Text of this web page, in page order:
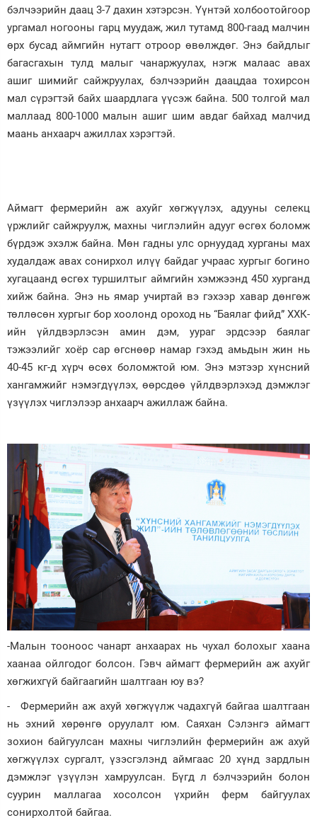
бэлчээрийн даац 3-7 дахин хэтэрсэн. Үүнтэй холбоотойгоор
ургамал ногооны гарц муудаж, жил тутамд 800-гаад малчин
өрх бусад аймгийн нутагт отроор өвөлждөг. Энэ байдлыг
багасгахын тулд малыг чанаржуулах, нэгж малаас авах
ашиг шимийг сайжруулах, бэлчээрийн даацдаа тохирсон
мал сүрэгтэй байх шаардлага үүсэж байна. 500 толгой мал
маллаад 800-1000 малын ашиг шим авдаг байхад малчид
маань анхаарч ажиллах хэрэгтэй.
Аймагт фермерийн аж ахуйг хөгжүүлэх, адууны селекц
үржлийг сайжруулж, махны чиглэлийн адууг өсгөх боломж
бүрдэж эхэлж байна. Мөн гадны улс орнуудад хурганы мах
худалдаж авах сонирхол илүү байдаг учраас хургыг богино
хугацаанд өсгөх туршилтыг аймгийн хэмжээнд 450 хурганд
хийж байна. Энэ нь ямар учиртай вэ гэхээр хавар дөнгөж
төллөсөн хургыг бор хоолонд ороход нь “Баялаг фийд” ХХК-
ийн үйлдвэрлэсэн амин дэм, уураг эрдсээр баялаг
тэжээлийг хоёр сар өгснөөр намар гэхэд амьдын жин нь
40-45 кг-д хүрч өсөх боломжтой юм. Энэ мэтээр хүнсний
хангамжийг нэмэгдүүлэх, өөрсдөө үйлдвэрлэхэд дэмжлэг
үзүүлэх чиглэлээр анхаарч ажиллаж байна.
-Малын тооноос чанарт анхаарах нь чухал болохыг хаана
хаанаа ойлгодог болсон. Гэвч аймагт фермерийн аж ахуйг
хөгжихгүй байгаагийн шалтгаан юу вэ?
- Фермерийн аж ахуй хөгжүүлж чадахгүй байгаа шалтгаан
нь эхний хөрөнгө оруулалт юм. Саяхан Сэлэнгэ аймагт
зохион байгуулсан махны чиглэлийн фермерийн аж ахуй
хөгжүүлэх сургалт, үзэсгэлэнд аймгаас 20 хүнд зардлын
дэмжлэг үзүүлэн хамруулсан. Бүгд л бэлчээрийн болон
суурин маллагаа хосолсон үхрийн ферм байгуулах
сонирхолтой байгаа.